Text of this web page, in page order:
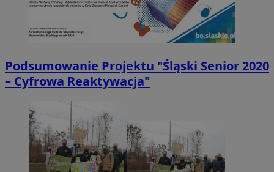
Podsumowanie Projektu "Śląski Senior 2020
– Cyfrowa Reaktywacja"